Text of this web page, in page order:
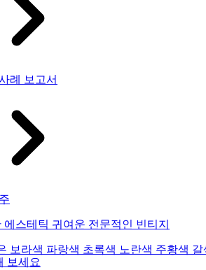
례 보고서
에스테틱 귀여운 전문적인 빈티지
보라색 파랑색 초록색 노란색 주황색
보세요